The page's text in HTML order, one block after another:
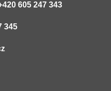
605 247 343
345